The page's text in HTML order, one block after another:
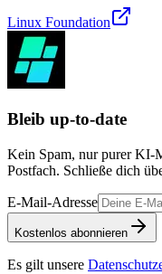
Linux Foundation
Bleib up-to-date
Kein Spam, nur purer KI-
Postfach. Schließe dich
E-Mail-Adresse
Kostenlos abonnieren
Es gilt unsere